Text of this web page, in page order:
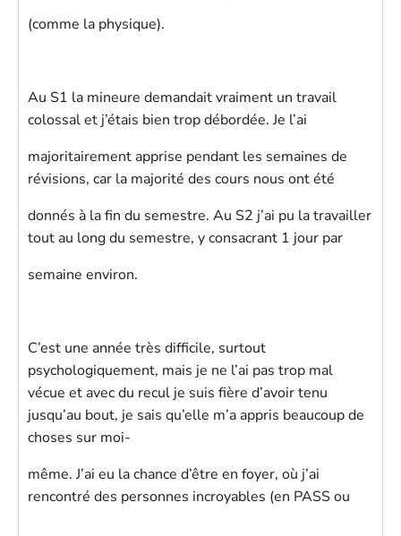
(comme la physique).
Au S1 la mineure demandait vraiment un travail
colossal et j’étais bien trop débordée. Je l’ai
majoritairement apprise pendant les semaines de
révisions, car la majorité des cours nous ont été
donnés à la fin du semestre. Au S2 j’ai pu la travailler
tout au long du semestre, y consacrant 1 jour par
semaine environ.
C’est une année très difficile, surtout
psychologiquement, mais je ne l’ai pas trop mal
vécue et avec du recul je suis fière d’avoir tenu
jusqu’au bout, je sais qu’elle m’a appris beaucoup de
choses sur moi-
même. J’ai eu la chance d’être en foyer, où j’ai
rencontré des personnes incroyables (en PASS ou